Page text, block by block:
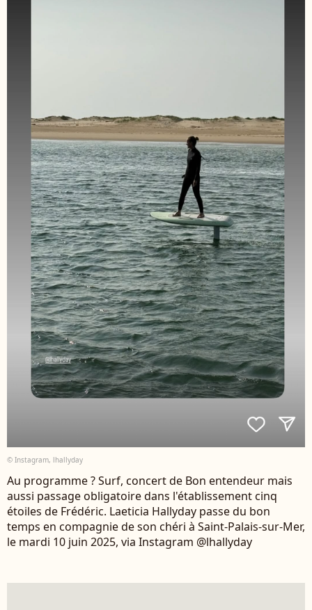
© Instagram, lhallyday
Au programme ? Surf, concert de Bon entendeur mais
aussi passage obligatoire dans l'établissement cinq
étoiles de Frédéric. Laeticia Hallyday passe du bon
temps en compagnie de son chéri à Saint-Palais-sur-Mer,
le mardi 10 juin 2025, via Instagram @lhallyday